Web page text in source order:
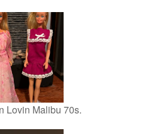
Lovin Malibu 70s.